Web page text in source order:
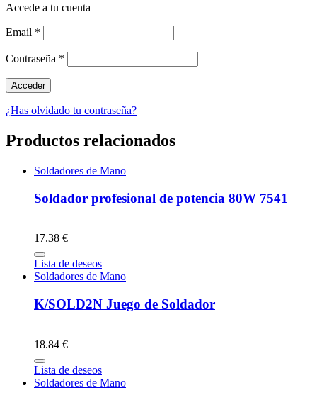
Accede a tu cuenta
Email *
Contraseña *
¿Has olvidado tu contraseña?
Productos relacionados
Soldadores de Mano
Soldador profesional de potencia 80W 7541
17.38 €
Lista de deseos
Soldadores de Mano
K/SOLD2N Juego de Soldador
18.84 €
Lista de deseos
Soldadores de Mano